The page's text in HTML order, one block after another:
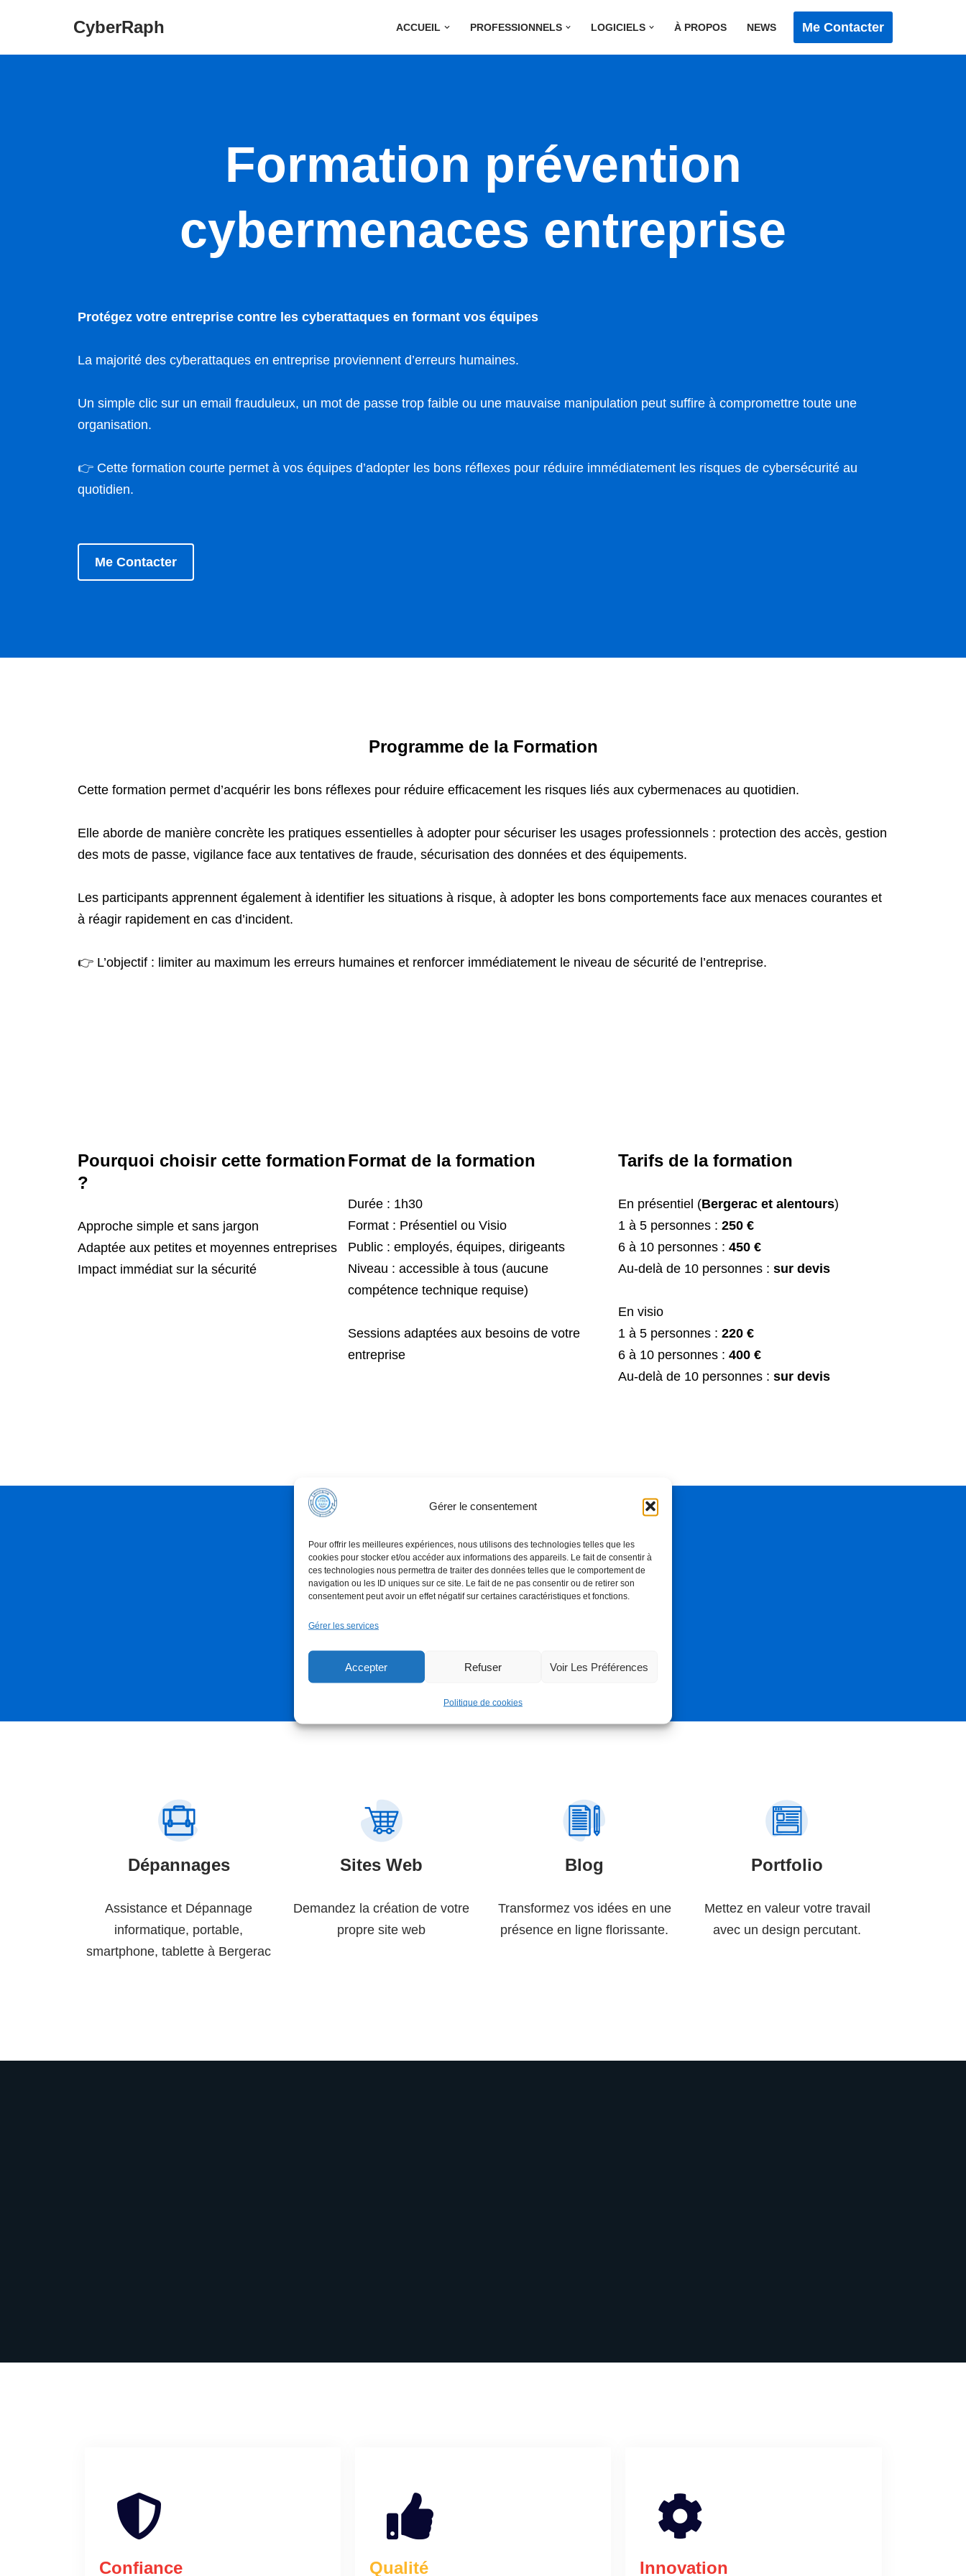
Gérer le consentement
Pour offrir les meilleures expériences, nous utilisons des technologies telles que les
cookies pour stocker et/ou accéder aux informations des appareils. Le fait de consentir à
ces technologies nous permettra de traiter des données telles que le comportement de
navigation ou les ID uniques sur ce site. Le fait de ne pas consentir ou de retirer son
consentement peut avoir un effet négatif sur certaines caractéristiques et fonctions.
Gérer les services
Accepter Refuser Voir Les Préférences
Politique de cookies
CyberRaph ACCUEIL PROFESSIONNELS LOGICIELS À PROPOS NEWS Me Contacter
Formation prévention
cybermenaces entreprise
Protégez votre entreprise contre les cyberattaques en formant vos équipes
La majorité des cyberattaques en entreprise proviennent d’erreurs humaines.
Un simple clic sur un email frauduleux, un mot de passe trop faible ou une mauvaise manipulation peut suffire à compromettre toute une
organisation.
👉 Cette formation courte permet à vos équipes d’adopter les bons réflexes pour réduire immédiatement les risques de cybersécurité au
quotidien.
Me Contacter
Programme de la Formation
Cette formation permet d’acquérir les bons réflexes pour réduire efficacement les risques liés aux cybermenaces au quotidien.
Elle aborde de manière concrète les pratiques essentielles à adopter pour sécuriser les usages professionnels : protection des accès, gestion
des mots de passe, vigilance face aux tentatives de fraude, sécurisation des données et des équipements.
Les participants apprennent également à identifier les situations à risque, à adopter les bons comportements face aux menaces courantes et
à réagir rapidement en cas d’incident.
👉 L’objectif : limiter au maximum les erreurs humaines et renforcer immédiatement le niveau de sécurité de l’entreprise.
Pourquoi choisir cette formation
?
Approche simple et sans jargon
Adaptée aux petites et moyennes entreprises
Impact immédiat sur la sécurité
Format de la formation
Durée : 1h30
Format : Présentiel ou Visio
Public : employés, équipes, dirigeants
Niveau : accessible à tous (aucune
compétence technique requise)
Sessions adaptées aux besoins de votre
entreprise
Tarifs de la formation
En présentiel (Bergerac et alentours)
1 à 5 personnes :250 €
6 à 10 personnes :450 €
Au-delà de 10 personnes :sur devis
En visio
1 à 5 personnes :220 €
6 à 10 personnes :400 €
Au-delà de 10 personnes :sur devis
Cette formation vous intéresse ?
Dépannages
Assistance et Dépannage
informatique, portable,
smartphone, tablette à Bergerac
Sites Web
Demandez la création de votre
propre site web
Blog
Transformez vos idées en une
présence en ligne florissante.
Portfolio
Mettez en valeur votre travail
avec un design percutant.
Confiance Qualité Innovation